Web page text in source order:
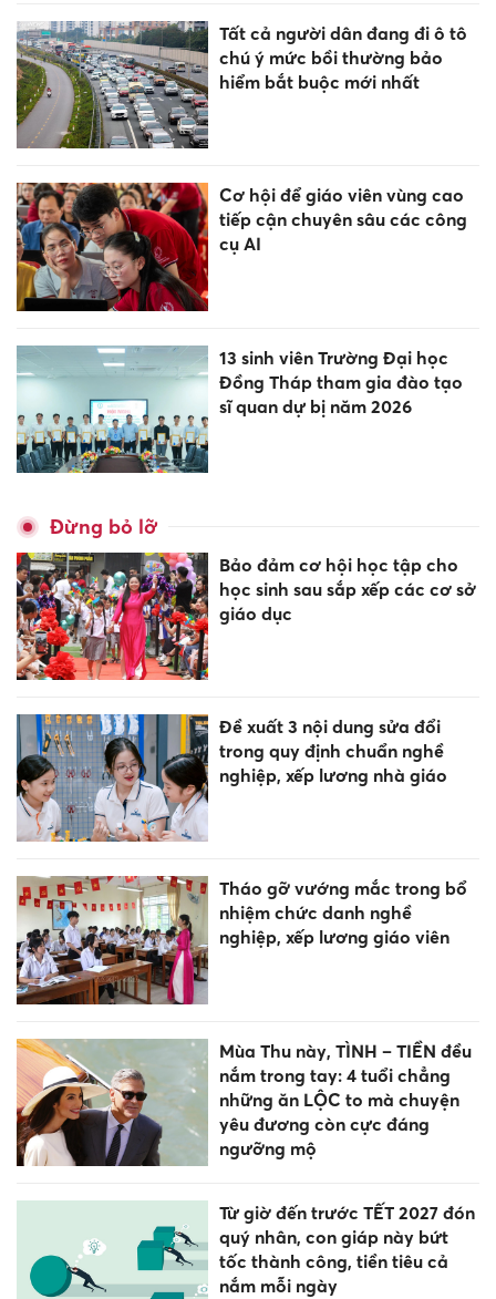
Tất cả người dân đang đi ô tô
chú ý mức bồi thường bảo
hiểm bắt buộc mới nhất
Cơ hội để giáo viên vùng cao
tiếp cận chuyên sâu các công
cụ AI
13 sinh viên Trường Đại học
Đồng Tháp tham gia đào tạo
sĩ quan dự bị năm 2026
Đừng bỏ lỡ
Bảo đảm cơ hội học tập cho
học sinh sau sắp xếp các cơ sở
giáo dục
Đề xuất 3 nội dung sửa đổi
trong quy định chuẩn nghề
nghiệp, xếp lương nhà giáo
Tháo gỡ vướng mắc trong bổ
nhiệm chức danh nghề
nghiệp, xếp lương giáo viên
Mùa Thu này, TÌNH – TIỀN đều
nắm trong tay: 4 tuổi chẳng
những ăn LỘC to mà chuyện
yêu đương còn cực đáng
ngưỡng mộ
Từ giờ đến trước TẾT 2027 đón
quý nhân, con giáp này bứt
tốc thành công, tiền tiêu cả
nắm mỗi ngày